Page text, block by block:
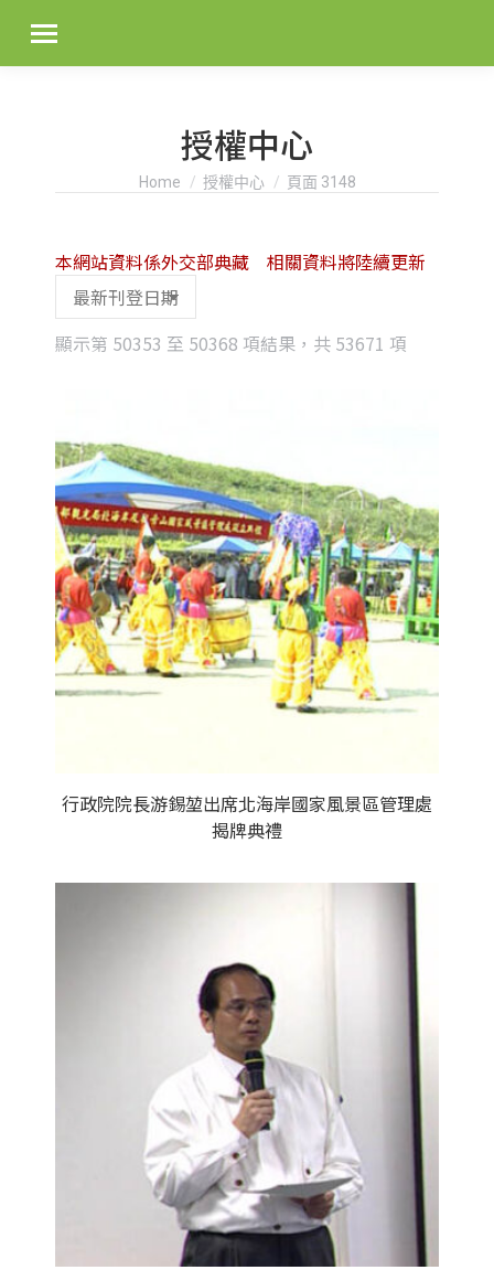
授權中心
You are here:
Home 授權中心 頁面 3148
顯示第 50353 至 50368 項結果，共 53671 項
本網站資料係外交部典藏 相關資料將陸續更新
行政院院長游錫堃出席北海岸國家風景區管理處
揭牌典禮